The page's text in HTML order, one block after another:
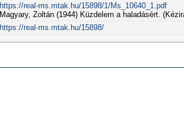
https://real-ms.mtak.hu/15898/1/Ms_10640_1.pdf
Magyary, Zoltán (1944) Küzdelem a haladásért.
https://real-ms.mtak.hu/15898/